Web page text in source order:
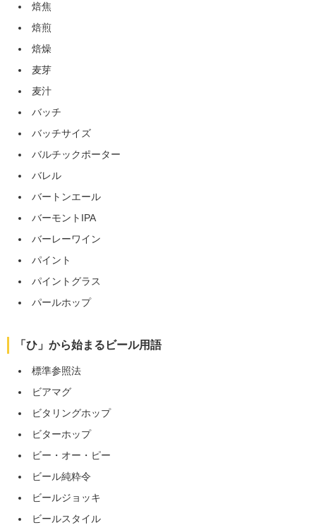
焙焦
焙煎
焙燥
麦芽
麦汁
バッチ
バッチサイズ
バルチックポーター
バレル
バートンエール
バーモントIPA
バーレーワイン
パイント
パイントグラス
パールホップ
「ひ」から始まるビール用語
標準参照法
ビアマグ
ビタリングホップ
ビターホップ
ビー・オー・ピー
ビール純粋令
ビールジョッキ
ビールスタイル